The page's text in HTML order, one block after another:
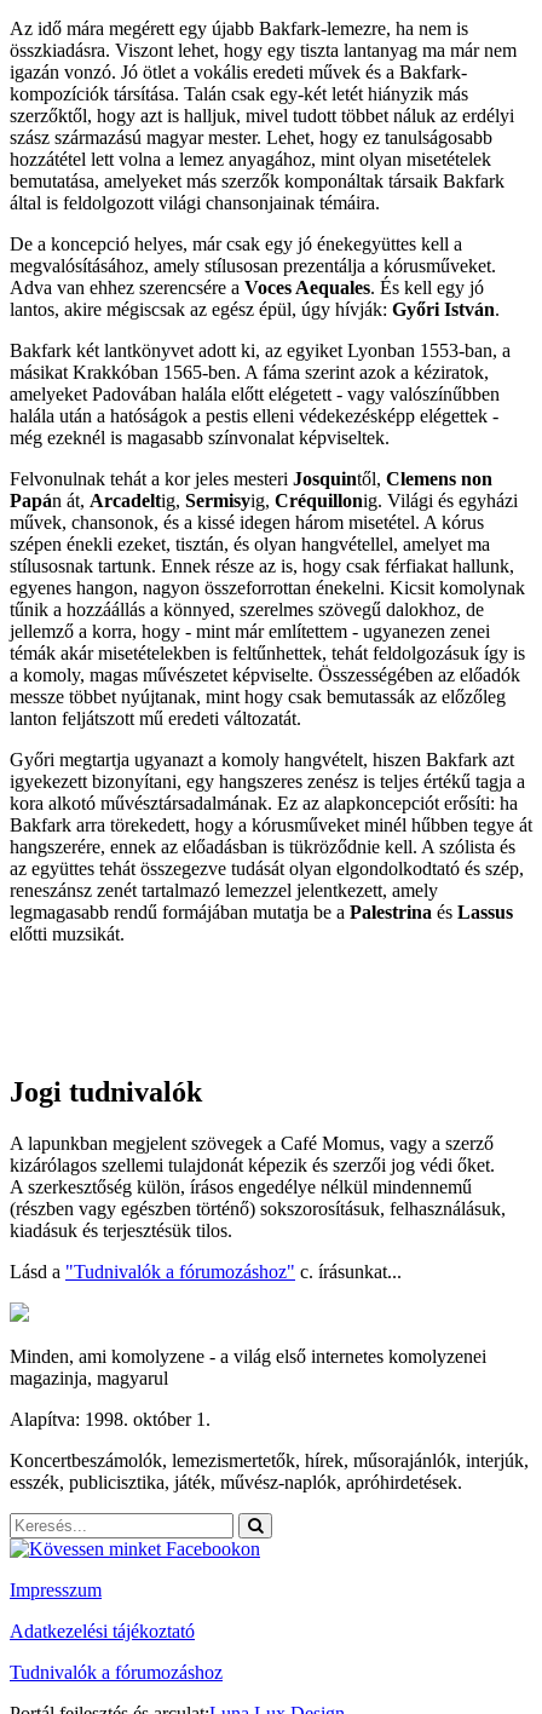
Az idő mára megérett egy újabb Bakfark-lemezre, ha nem is
összkiadásra. Viszont lehet, hogy egy tiszta lantanyag ma már nem
igazán vonzó. Jó ötlet a vokális eredeti művek és a Bakfark-
kompozíciók társítása. Talán csak egy-két letét hiányzik más
szerzőktől, hogy azt is halljuk, mivel tudott többet náluk az erdélyi
szász származású magyar mester. Lehet, hogy ez tanulságosabb
hozzátétel lett volna a lemez anyagához, mint olyan misetételek
bemutatása, amelyeket más szerzők komponáltak társaik Bakfark
által is feldolgozott világi chansonjainak témáira.
De a koncepció helyes, már csak egy jó énekegyüttes kell a
megvalósításához, amely stílusosan prezentálja a kórusműveket.
Adva van ehhez szerencsére a Voces Aequales. És kell egy jó
lantos, akire mégiscsak az egész épül, úgy hívják: Győri István.
Bakfark két lantkönyvet adott ki, az egyiket Lyonban 1553-ban, a
másikat Krakkóban 1565-ben. A fáma szerint azok a kéziratok,
amelyeket Padovában halála előtt elégetett - vagy valószínűbben
halála után a hatóságok a pestis elleni védekezésképp elégettek -
még ezeknél is magasabb színvonalat képviseltek.
Felvonulnak tehát a kor jeles mesteri Josquintől, Clemens non
Papán át, Arcadeltig, Sermisyig, Créquillonig. Világi és egyházi
művek, chansonok, és a kissé idegen három misetétel. A kórus
szépen énekli ezeket, tisztán, és olyan hangvétellel, amelyet ma
stílusosnak tartunk. Ennek része az is, hogy csak férfiakat hallunk,
egyenes hangon, nagyon összeforrottan énekelni. Kicsit komolynak
tűnik a hozzáállás a könnyed, szerelmes szövegű dalokhoz, de
jellemző a korra, hogy - mint már említettem - ugyanezen zenei
témák akár misetételekben is feltűnhettek, tehát feldolgozásuk így is
a komoly, magas művészetet képviselte. Összességében az előadók
messze többet nyújtanak, mint hogy csak bemutassák az előzőleg
lanton feljátszott mű eredeti változatát.
Győri megtartja ugyanazt a komoly hangvételt, hiszen Bakfark azt
igyekezett bizonyítani, egy hangszeres zenész is teljes értékű tagja a
kora alkotó művésztársadalmának. Ez az alapkoncepciót erősíti: ha
Bakfark arra törekedett, hogy a kórusműveket minél hűbben tegye át
hangszerére, ennek az előadásban is tükröződnie kell. A szólista és
az együttes tehát összegezve tudását olyan elgondolkodtató és szép,
reneszánsz zenét tartalmazó lemezzel jelentkezett, amely
legmagasabb rendű formájában mutatja be a Palestrina és Lassus
előtti muzsikát.
Jogi tudnivalók
A lapunkban megjelent szövegek a Café Momus, vagy a szerző
kizárólagos szellemi tulajdonát képezik és szerzői jog védi őket.
A szerkesztőség külön, írásos engedélye nélkül mindennemű
(részben vagy egészben történő) sokszorosításuk, felhasználásuk,
kiadásuk és terjesztésük tilos.
Lásd a "Tudnivalók a fórumozáshoz" c. írásunkat...
Minden, ami komolyzene - a világ első internetes komolyzenei
magazinja, magyarul
Alapítva: 1998. október 1.
Koncertbeszámolók, lemezismertetők, hírek, műsorajánlók, interjúk,
esszék, publicisztika, játék, művész-naplók, apróhirdetések.
Impresszum
Adatkezelési tájékoztató
Tudnivalók a fórumozáshoz